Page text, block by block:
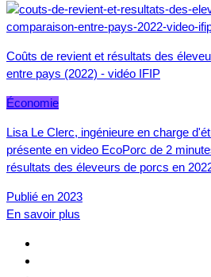
Coûts de revient et résultats des
entre pays (2022) - vidéo IFIP
Économie
Lisa Le Clerc, ingénieure en charge
présente en video EcoPorc de 2
résultats des éleveurs de porcs en
Publié en 2023
En savoir plus